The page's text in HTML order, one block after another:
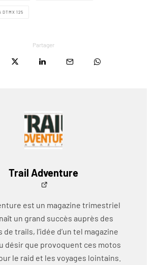
DTMX 125
Partager
Trail Adventure
est un magazine trimestriel
un grand succès auprès des
de trails, l’idée d’un tel magazine
désir que provoquent ces motos
le raid et les voyages lointains.